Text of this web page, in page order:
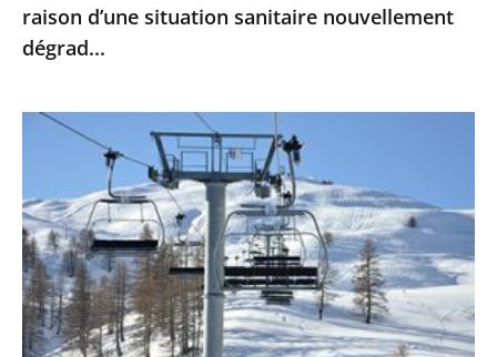
fermeture
en
d’une
situation
nouvellement
dégrad...
raison d’une situation sanitaire nouvellement
dégrad...
Sports
le
Conseil
d’Etat
ne
suspend